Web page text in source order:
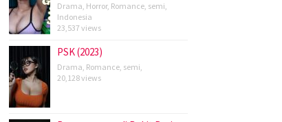
Drama, Horror, Romance, semi,
Indonesia
23,537 views
PSK (2023)
Drama, Romance, semi,
20,128 views